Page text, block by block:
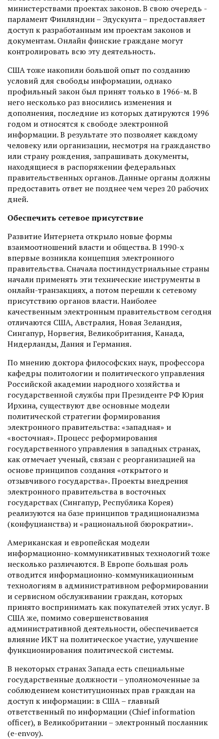
министерствами проектах законов. В свою очередь ­
парламент Финляндии – Эдускунта – предоставляет
доступ к разработанным им проектам законов и
документам. Онлайн финские граждане могут
контролировать всю эту деятельность.
США тоже накопили большой опыт по созданию
условий для свободы информации, однако
профильный закон был принят только в 1966-м. В
него несколько раз вносились изменения и
дополнения, последние из которых датируются 1996
годом и относятся к свободе электронной
информации. В результате это позволяет каждому
человеку или организации, несмот­ря на гражданство
или страну рож­дения, запрашивать документы,
находящиеся в распоряжении федеральных
правительственных органов. Данные органы должны
предоставить ответ не позднее чем через 20 рабочих
дней.
Обеспечить сетевое присутствие
Развитие Интернета открыло новые формы
взаимоотношений власти и общества. В ­1990-х
впервые возникла концепция электронного
правительства. Сначала постиндустриальные страны
начали применять эти технические инструменты в
онлайн-транзакциях, а потом перешли к сетевому
присутствию органов власти. Наиболее
качественным электронным правительством сегодня
отличаются США, Австралия, Новая Зеландия,
Сингапур, Норвегия, Великобритания, Канада,
Нидерланды, Дания и Германия.
По мнению доктора философских наук, профессора
кафедры политологии и политического управления
Российской академии народного хозяйства и
государственной службы при Президенте РФ Юрия
Ирхина, существуют две основные модели
политической стратегии формирования
электронного правительства: «западная» и
«восточная». Процесс реформирования
государственного управления в западных странах,
как отмечает ученый, связан с реорганизацией на
основе принципов создания «открытого и
отзывчивого государства». Проекты внедрения
электронного правительства в восточных
государствах (Сингапур, Республика Корея)
реализуются на базе принципов традиционализма
(конфуцианства) и «рациональной бюрократии».
Американская и европейская модели
информационно-коммуникативных технологий тоже
несколько различаются. В Европе большая роль
отводится информационно-коммуникационным
технологиям в административном реформировании
и сервис­ном обслуживании граждан, которых
принято воспринимать как покупателей этих услуг. В
США же, помимо совершенствования
административной деятельности, обеспечивается
влияние ИКТ на политическое участие, улучшение
функционирования политической системы.
В некоторых странах Запада есть специальные
государственные должности – уполномоченные за
соблюдением конституционных прав граждан на
доступ к информации: в США – главный
ответственный по информации (Chief information
officer), в Великобритании – электронный посланник
(e-envoy).